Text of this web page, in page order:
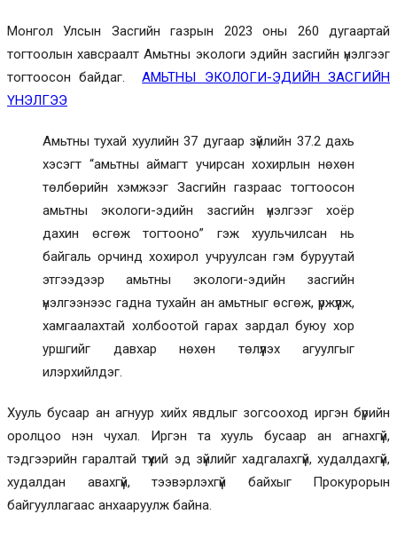
Монгол Улсын Засгийн газрын 2023 оны 260 дугаартай
тогтоолын хавсраалт Амьтны экологи эдийн засгийн үнэлгээг
тогтоосон байдаг.АМЬТНЫ ЭКОЛОГИ-ЭДИЙН ЗАСГИЙН
ҮНЭЛГЭЭ
Амьтны тухай хуулийн 37 дугаар зүйлийн 37.2 дахь
хэсэгт “амьтны аймагт учирсан хохирлын нөхөн
төлбөрийн хэмжээг Засгийн газраас тогтоосон
амьтны экологи-эдийн засгийн үнэлгээг хоёр
дахин өсгөж тогтооно” гэж хуульчилсан нь
байгаль орчинд хохирол учруулсан гэм буруутай
этгээдээр амьтны экологи-эдийн засгийн
үнэлгээнээс гадна тухайн ан амьтныг өсгөж, үржүүлж,
хамгаалахтай холбоотой гарах зардал буюу хор
уршгийг давхар нөхөн төлүүлэх агуулгыг
илэрхийлдэг.
Хууль бусаар ан агнуур хийх явдлыг зогсооход иргэн бүрийн
оролцоо нэн чухал. Иргэн та хууль бусаар ан агнахгүй,
тэдгээрийн гаралтай түүхий эд зүйлийг хадгалахгүй, худалдахгүй,
худалдан авахгүй, тээвэрлэхгүй байхыг Прокурорын
байгууллагаас анхааруулж байна.